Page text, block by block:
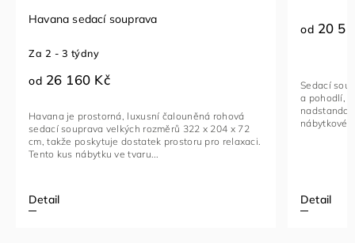
souprava
luxusní čalouněná rohová
velkých rozměrů 322 x 204 x 72
dostatek prostoru pro relaxaci.
ve tvaru...
Sedací souprava FABIO je
a pohodlí, navržená pro ty, kteří
nadstandardní komfort. Toto
nábytkové řešení je vyrobeno...